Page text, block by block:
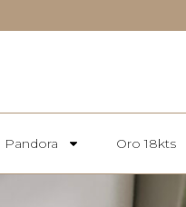
Pandora Oro 18kts